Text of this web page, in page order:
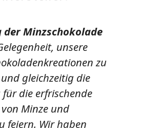
der Minzschokolade
unsere
zu
gleichzeitig die
die erfrischende
Minze und
feiern. Wir haben